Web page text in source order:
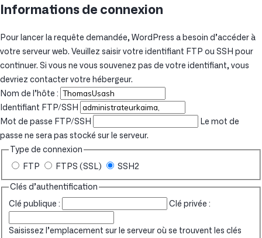
Informations de connexion
Pour lancer la requête demandée, WordPress a besoin d’accéder à
votre serveur web. Veuillez saisir votre identifiant FTP ou SSH pour
continuer. Si vous ne vous souvenez pas de votre identifiant, vous
devriez contacter votre hébergeur.
Nom de l’hôte :
Identifiant FTP/SSH
Mot de passe FTP/SSH
Le mot de
passe ne sera pas stocké sur le serveur.
Type de connexion
FTP FTPS (SSL) SSH2
Clés d’authentification
Clé publique : Clé privée :
Saisissez l’emplacement sur le serveur où se trouvent les clés